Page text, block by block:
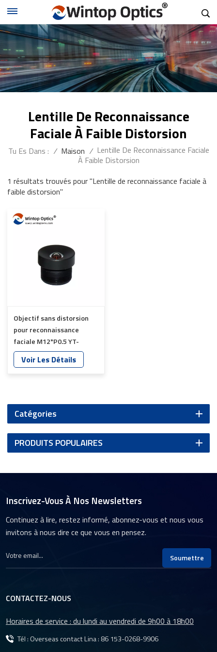
Lentille De Reconnaissance
Faciale À Faible Distorsion
Tu Es Dans : / Maison / Lentille De Reconnaissance Faciale
À Faible Distorsion
1 résultats trouvés pour "Lentille de reconnaissance faciale à
faible distorsion"
Objectif sans distorsion
pour reconnaissance
faciale M12*P0.5 YT-
3555P-C1
Voir Les Détails
Catégories
PRODUITS POPULAIRES
Inscrivez-Vous À Nos Newsletters
Continuez à lire, restez informé, abonnez-vous et nous vous
invitons à nous dire ce que vous en pensez.
Soumettre
CONTACTEZ-NOUS
Horaires de service : du lundi au vendredi de 9h00 à 18h00
Tél : Overseas contact Lina : 86 153-0268-9906